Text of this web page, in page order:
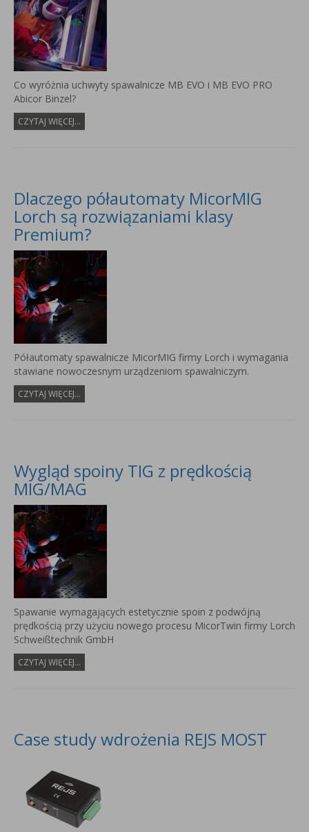
Co wyróżnia uchwyty spawalnicze MB EVO i MB EVO PRO
Abicor Binzel?
CZYTAJ WIĘCEJ...
Dlaczego półautomaty MicorMIG
Lorch są rozwiązaniami klasy
Premium?
Półautomaty spawalnicze MicorMIG firmy Lorch i wymagania
stawiane nowoczesnym urządzeniom spawalniczym.
CZYTAJ WIĘCEJ...
Wygląd spoiny TIG z prędkością
MIG/MAG
Spawanie wymagających estetycznie spoin z podwójną
prędkością przy użyciu nowego procesu MicorTwin firmy Lorch
Schweißtechnik GmbH
CZYTAJ WIĘCEJ...
Case study wdrożenia REJS MOST